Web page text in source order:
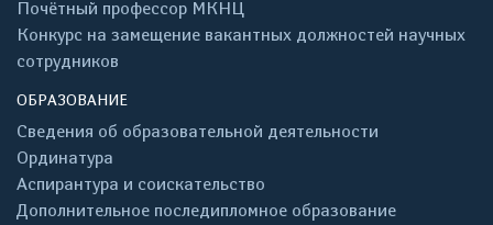
Почётный профессор МКНЦ
Конкурс на замещение вакантных должностей научных
сотрудников
ОБРАЗОВАНИЕ
Сведения об образовательной деятельности
Ординатура
Аспирантура и соискательство
Дополнительное последипломное образование